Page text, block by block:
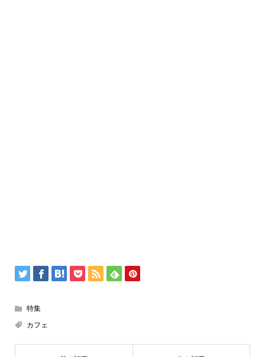
特集
カフェ